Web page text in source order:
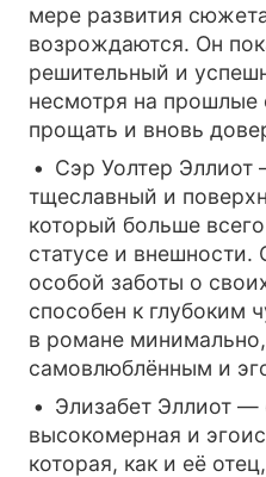
мере развития
возрождаются. Он
решительный и
несмотря на прошлые
прощать и вновь
Сэр Уолтер Эллиот
тщеславный и
который больше
статусе и внешности.
особой заботы о
способен к глубоким
в романе
самовлюблённым и
Элизабет Эллиот —
высокомерная и
которая, как и её